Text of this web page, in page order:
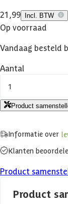
21,99 Incl. BTW
Op voorraad
Vandaag besteld
Aantal
1
Product
Informatie over
Klanten
Product
Product